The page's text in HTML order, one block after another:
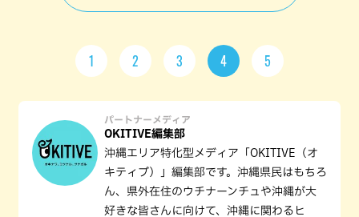
1 2 3 4 5
パートナーメディア
OKITIVE編集部
沖縄エリア特化型メディア「OKITIVE（オ
キティブ）」編集部です。沖縄県民はもちろ
ん、県外在住のウチナーンチュや沖縄が大
好きな皆さんに向けて、沖縄に関わるヒ